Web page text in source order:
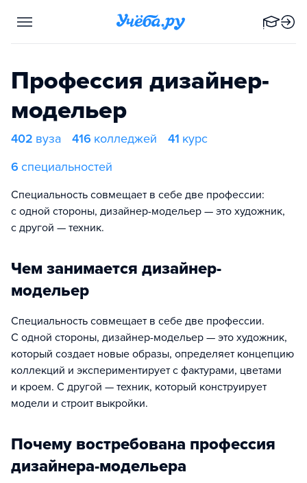
Профессия дизайнер-
модельер
402 вуза 416 колледжей 41 курс
6 специальностей
Специальность совмещает в себе две профессии:
с одной стороны, дизайнер-модельер — это художник,
с другой — техник.
Чем занимается дизайнер-
модельер
Специальность совмещает в себе две профессии.
С одной стороны, дизайнер-модельер — это художник,
который создает новые образы, определяет концепцию
коллекций и экспериментирует с фактурами, цветами
и кроем. С другой — техник, который конструирует
модели и строит выкройки.
Почему востребована профессия
дизайнера-модельера